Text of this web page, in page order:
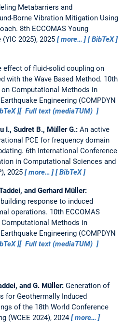
Metabarriers and
Borne Vibration Mitigation Using
8th ECCOMAS Young
2025), 2025
more…
BibTeX
effect of fluid-solid coupling on
with the Wave Based Method. 10th
Computational Methods in
Engineering (COMPDYN
Full text (mediaTUM)
I., Sudret B., Müller G.: An active
PCE for frequency domain
6th International Conference
in Computational Sciences and
2025
more… BibTeX
and Gerhard Müller:
response to induced
operations. 10th ECCOMAS
Methods in
Engineering (COMPDYN
Full text (mediaTUM)
and G. Müller: Generation of
for Geothermally Induced
of the 18th World Conference
(WCEE 2024), 2024
more…